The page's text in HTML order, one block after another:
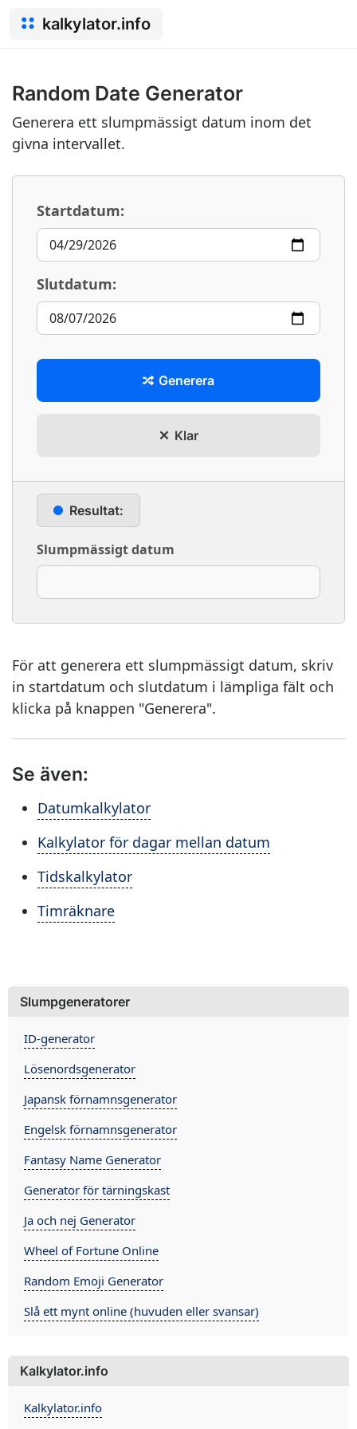
kalkylator.info
Random Date Generator
Generera ett slumpmässigt datum inom det
givna intervallet.
Startdatum:
Slutdatum:
Generera
Klar
Resultat:
Slumpmässigt datum
För att generera ett slumpmässigt datum, skriv
in startdatum och slutdatum i lämpliga fält och
klicka på knappen "Generera".
Se även:
Datumkalkylator
Kalkylator för dagar mellan datum
Tidskalkylator
Timräknare
Slumpgeneratorer
ID-generator
Lösenordsgenerator
Japansk förnamnsgenerator
Engelsk förnamnsgenerator
Fantasy Name Generator
Generator för tärningskast
Ja och nej Generator
Wheel of Fortune Online
Random Emoji Generator
Slå ett mynt online (huvuden eller svansar)
Kalkylator.info
Kalkylator.info